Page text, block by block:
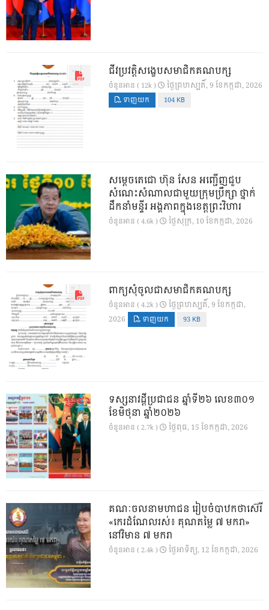
ជីវប្រវត្តិសង្ខេបសមាជិកគណបក្ស
ចំនួនអាន ( 12k ) ថ្ងៃ​ព្រហស្បតិ៍, 9 ខែ​កក្កដា, 2026
ទាញយក 104 KB
សម្តេចតេជោ ហ៊ុន សែន អញ្ជើញជួប
សំណេះសំណាលជាមួយក្រុមប្រឹក្សា ថ្នាក់
ដឹកនាំមន្ទីរ អង្គភាពក្នុងខេត្តព្រះវិហារ
ចំនួនអាន ( 4.6k ) ថ្ងៃ​សុក្រ, 10 ខែ​កក្កដា, 2026
ពាក្យសុំចូលជាសមាជិកគណបក្ស
ចំនួនអាន ( 4.2k )
ថ្ងៃ​ព្រហស្បតិ៍, 9 ខែ​កក្កដា,
2026
ទាញយក 93 KB
ទស្សនាវដ្ដីប្រជាជន ឆ្នាំទី២៦ លេខ៣០១
ខែមិថុនា ឆ្នាំ២០២៦
ចំនួនអាន ( 2.7k ) ថ្ងៃ​ពុធ, 15 ខែ​កក្កដា, 2026
គណៈចលនាមហាជន រៀបចំបាឋកថាស៊េរី
«កេរដំណែលរស់៖ គុណតម្លៃ ៧ មករា»
នៅវិមាន ៧ មករា
ចំនួនអាន ( 2.4k ) ថ្ងៃ​អាទិត្យ, 12 ខែ​កក្កដា, 2026